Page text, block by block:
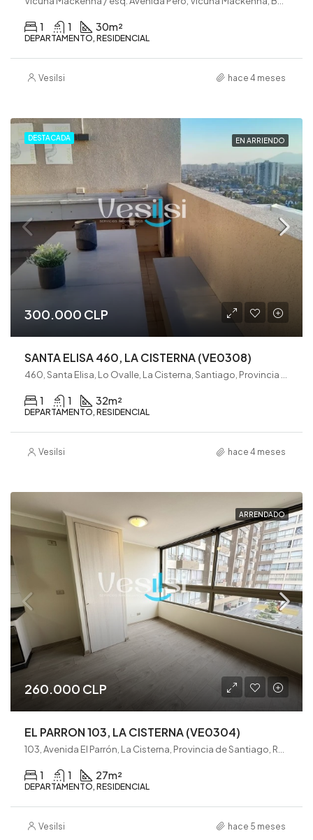
1 1 30m²
DEPARTAMENTO, RESIDENCIAL
Vesilsi hace 4 meses
DESTACADA EN ARRIENDO
300.000 CLP
SANTA ELISA 460, LA CISTERNA (VE0308)
1 1 32m²
DEPARTAMENTO, RESIDENCIAL
Vesilsi hace 4 meses
ARRENDADO
260.000 CLP
EL PARRON 103, LA CISTERNA (VE0304)
1 1 27m²
DEPARTAMENTO, RESIDENCIAL
Vesilsi hace 5 meses